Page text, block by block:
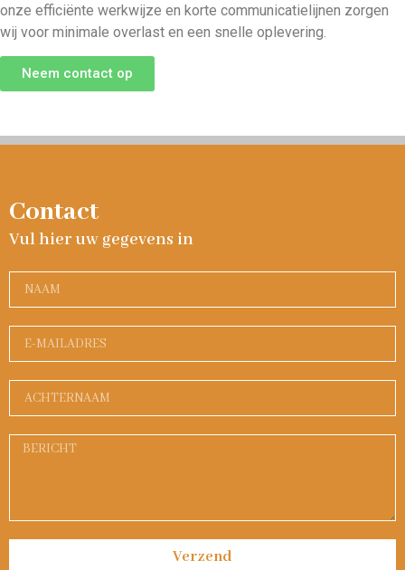
onze efficiënte werkwijze en korte communicatielijnen zorgen
wij voor minimale overlast en een snelle oplevering.
Neem contact op
Contact
Vul hier uw gegevens in
Verzend